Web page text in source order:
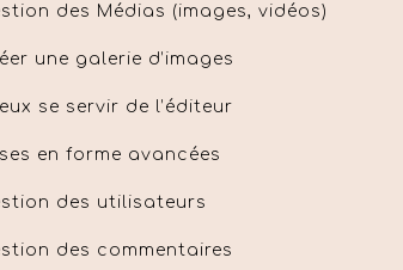
des Médias (images, vidéos)
une galerie d’images
se servir de l’éditeur
en forme avancées
des utilisateurs
des commentaires